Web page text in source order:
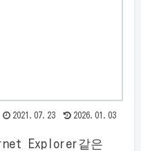
2021.07.23 2026.01.03
Explorer같은